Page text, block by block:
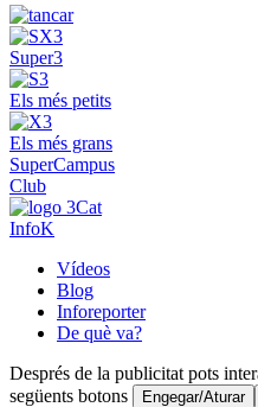
Super3
Els més petits
Els més grans
SuperCampus
Club
InfoK
Vídeos
Blog
Inforeporter
De què va?
Després de la publicitat pots
següents botons
Engegar/Aturar